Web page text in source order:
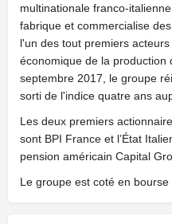
multinationale franco-
fabrique et commercialise
l'un des tout premiers
économique de la production
septembre 2017, le groupe
sorti de l'indice quatre ans
Les deux premiers
sont BPI France et l’État
pension américain Capital
Le groupe est coté en bourse